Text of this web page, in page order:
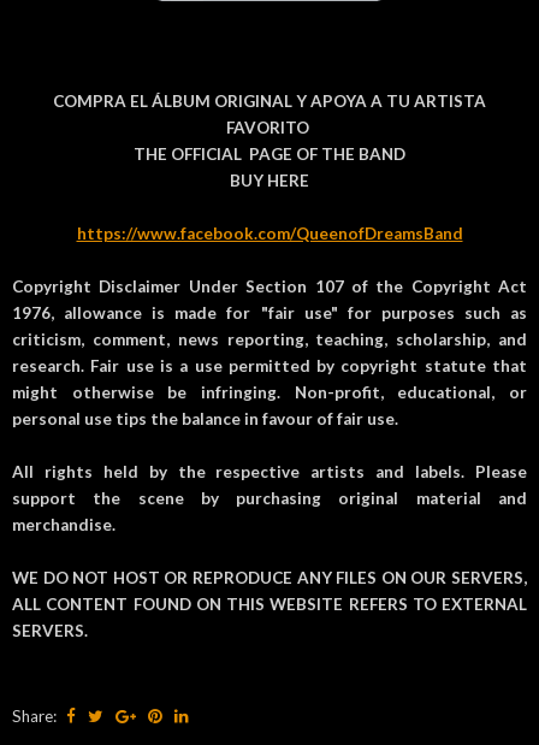
COMPRA EL ÁLBUM ORIGINAL Y APOYA A TU ARTISTA
FAVORITO
THE OFFICIAL PAGE OF THE BAND
BUY HERE
https://www.facebook.com/QueenofDreamsBand
Copyright Disclaimer Under Section 107 of the Copyright Act
1976, allowance is made for "fair use" for purposes such as
criticism, comment, news reporting, teaching, scholarship, and
research. Fair use is a use permitted by copyright statute that
might otherwise be infringing. Non-profit, educational, or
personal use tips the balance in favour of fair use.
All rights held by the respective artists and labels. Please
support the scene by purchasing original material and
merchandise.
WE DO NOT HOST OR REPRODUCE ANY FILES ON OUR SERVERS,
ALL CONTENT FOUND ON THIS WEBSITE REFERS TO EXTERNAL
SERVERS.
Share: